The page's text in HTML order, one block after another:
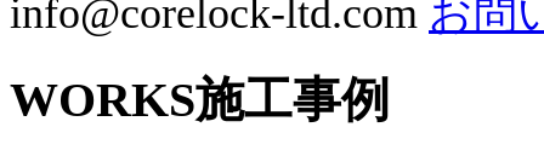
info@corelock-ltd.com お問
WORKS施工事例